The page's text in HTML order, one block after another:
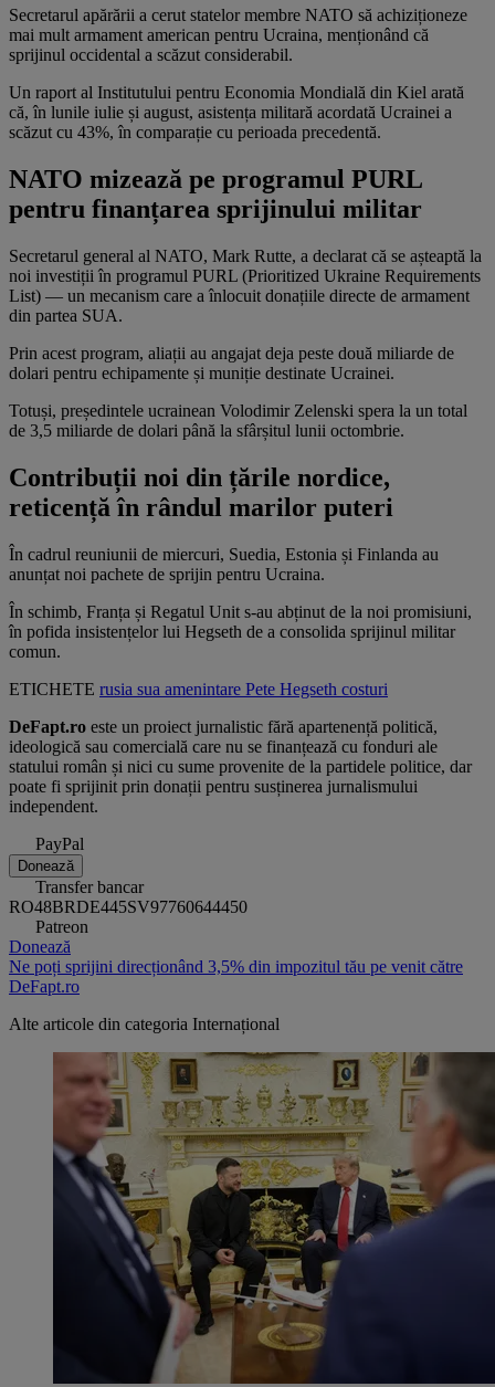
Secretarul apărării a cerut statelor membre NATO să achiziționeze
mai mult armament american pentru Ucraina, menționând că
sprijinul occidental a scăzut considerabil.
Un raport al Institutului pentru Economia Mondială din Kiel arată
că, în lunile iulie și august, asistența militară acordată Ucrainei a
scăzut cu 43%, în comparație cu perioada precedentă.
NATO mizează pe programul PURL
pentru finanțarea sprijinului militar
Secretarul general al NATO, Mark Rutte, a declarat că se așteaptă la
noi investiții în programul PURL (Prioritized Ukraine Requirements
List) — un mecanism care a înlocuit donațiile directe de armament
din partea SUA.
Prin acest program, aliații au angajat deja peste două miliarde de
dolari pentru echipamente și muniție destinate Ucrainei.
Totuși, președintele ucrainean Volodimir Zelenski spera la un total
de 3,5 miliarde de dolari până la sfârșitul lunii octombrie.
Contribuții noi din țările nordice,
reticență în rândul marilor puteri
În cadrul reuniunii de miercuri, Suedia, Estonia și Finlanda au
anunțat noi pachete de sprijin pentru Ucraina.
În schimb, Franța și Regatul Unit s-au abținut de la noi promisiuni,
în pofida insistențelor lui Hegseth de a consolida sprijinul militar
comun.
ETICHETE rusia sua amenintare Pete Hegseth costuri
DeFapt.ro este un proiect jurnalistic fără apartenență politică,
ideologică sau comercială care nu se finanțează cu fonduri ale
statului român și nici cu sume provenite de la partidele politice, dar
poate fi sprijinit prin donații pentru susținerea jurnalismului
independent.
PayPal
Donează
Transfer bancar
RO48BRDE445SV97760644450
Patreon
Donează
Ne poți sprijini direcționând 3,5% din impozitul tău pe venit către
DeFapt.ro
Alte articole din categoria Internațional